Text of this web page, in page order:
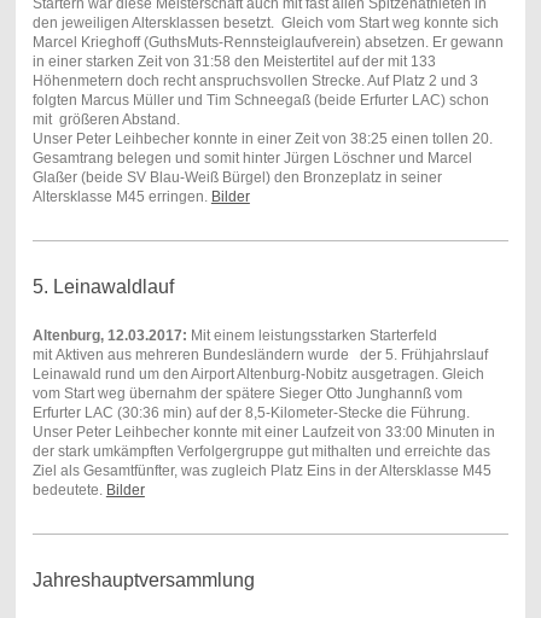
den jeweiligen Altersklassen besetzt. Gleich vom Start weg konnte sich
Marcel Krieghoff (GuthsMuts-Rennsteiglaufverein) absetzen. Er gewann
in einer starken Zeit von 31:58 den Meistertitel auf der mit 133
Höhenmetern doch recht anspruchsvollen Strecke. Auf Platz 2 und 3
folgten Marcus Müller und Tim Schneegaß (beide Erfurter LAC) schon
mit größeren Abstand.
Unser Peter Leihbecher konnte in einer Zeit von 38:25 einen tollen 20.
Gesamtrang belegen und somit hinter Jürgen Löschner und Marcel
Glaßer (beide SV Blau-Weiß Bürgel) den Bronzeplatz in seiner
Altersklasse M45 erringen. Bilder
5. Leinawaldlauf
Altenburg, 12.03.2017: Mit einem leistungsstarken Starterfeld
mit Aktiven aus mehreren Bundesländern wurde der 5. Frühjahrslauf
Leinawald rund um den Airport Altenburg-Nobitz ausgetragen. Gleich
vom Start weg übernahm der spätere Sieger Otto Junghannß vom
Erfurter LAC (30:36 min) auf der 8,5-Kilometer-Stecke die Führung.
Unser Peter Leihbecher konnte mit einer Laufzeit von 33:00 Minuten in
der stark umkämpften Verfolgergruppe gut mithalten und erreichte das
Ziel als Gesamtfünfter, was zugleich Platz Eins in der Altersklasse M45
bedeutete. Bilder
Jahreshauptversammlung